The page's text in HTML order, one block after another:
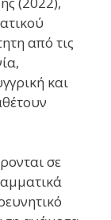
από τις
και
σε